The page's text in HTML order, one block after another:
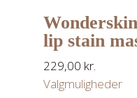
lip stain
229,00 kr.
Valgmuligheder